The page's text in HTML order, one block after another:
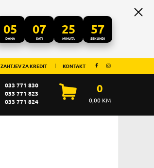
05
DANA
07
SATI
25
MINUTA
56
SEKUNDI
ZAHTJEV ZA KREDIT KONTAKT
033 771 830
033 771 823
033 771 824
0
0,00KM